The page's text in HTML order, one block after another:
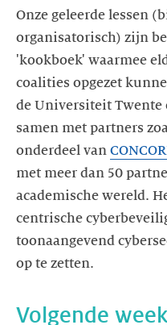
Onze geleerde lessen
organisatorisch) zijn
'kookboek' waarmee
coalities opgezet
de Universiteit
samen met partners
onderdeel van
met meer dan 50
academische wereld.
centrische
toonaangevend
op te zetten.
Volgende week